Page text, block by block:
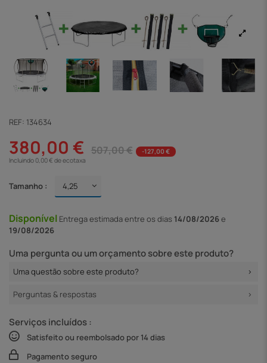
REF: 134634
380,00 € 507,00 €
-127,00 €
Incluindo 0,00 € de ecotaxa
Tamanho :
Disponível Entregaestimada entre os dias 14/08/2026e
19/08/2026
Uma pergunta ou um orçamento sobre este produto?
Uma questão sobre este produto?
Perguntas & respostas
Serviços incluídos :
Satisfeito ou reembolsado por 14 dias
Pagamento seguro